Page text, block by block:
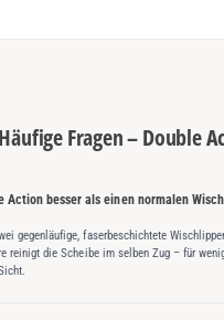
Häufige Fragen – Double
Action besser als einen normalen
gegenläufige, faserbeschichtete
reinigt die Scheibe im selben Zug – für